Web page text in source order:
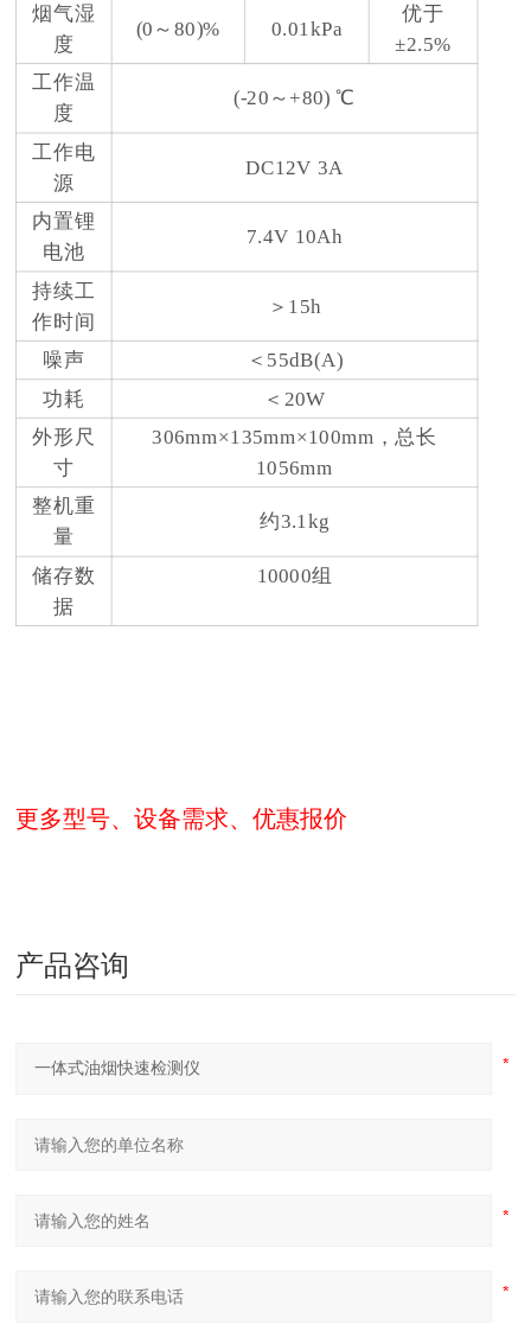
烟气湿
度
(0～80)% 0.01kPa
优于
±2.5%
工作温
度
(-20～+80) ℃
工作电
源
DC12V 3A
内置锂
电池
7.4V 10Ah
持续工
作时间
＞15h
噪声
＜55dB(A)
功耗
＜20W
外形尺
寸
306mm×135mm×100mm，总长
1056mm
整机重
量
约3.1kg
储存数
据
10000组
更多型号、设备需求、优惠报价
产品咨询